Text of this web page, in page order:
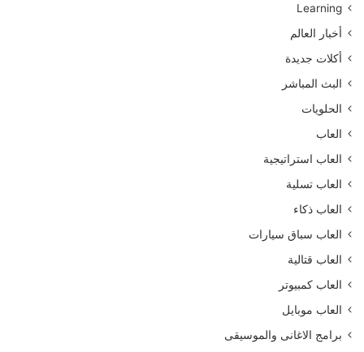
Learning
أخبار العالم
أكلات جديدة
البث المباشر
الحلويات
العاب
العاب استراتيجية
العاب تسلية
العاب ذكاء
العاب سباق سيارات
العاب قتالية
العاب كمبيوتر
العاب موبايل
برامج الاغانى والموسيقى